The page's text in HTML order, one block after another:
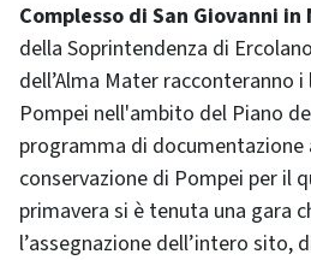
Complesso di San Giovanni in
della Soprintendenza di
dell’Alma Mater racconteranno
Pompei nell'ambito del Piano
programma di
conservazione di Pompei per il
primavera si è tenuta una gara
l’assegnazione dell’intero sito,